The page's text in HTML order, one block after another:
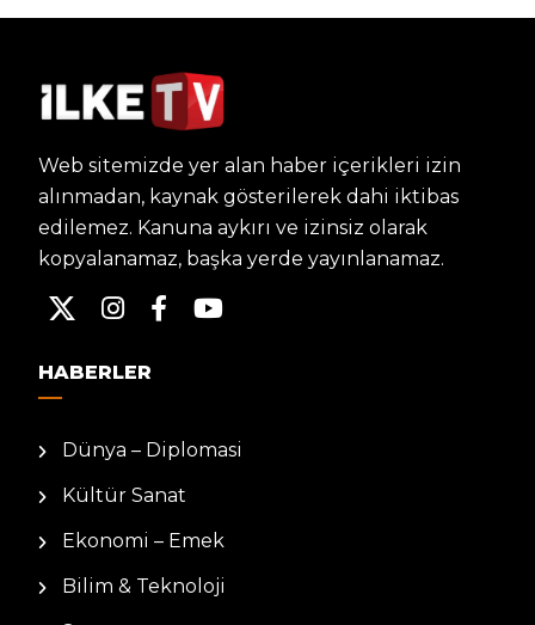
Web sitemizde yer alan haber içerikleri izin
alınmadan, kaynak gösterilerek dahi iktibas
edilemez. Kanuna aykırı ve izinsiz olarak
kopyalanamaz, başka yerde yayınlanamaz.
HABERLER
Dünya – Diplomasi
Kültür Sanat
Ekonomi – Emek
Bilim & Teknoloji